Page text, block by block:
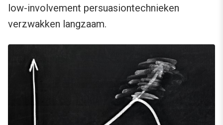
low-involvement persuasiontechnieken
verzwakken langzaam.